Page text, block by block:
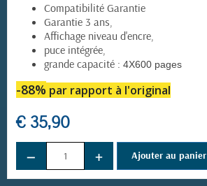
Compatibilité Garantie
Garantie 3 ans,
Affichage niveau d'encre,
puce intégrée,
grande capacité : 4X600 pages
-88% par rapport à l'original
€ 35,90
− + Ajouter au panier